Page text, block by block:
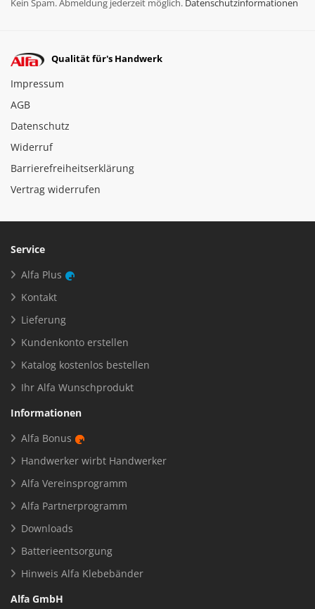
Kein Spam. Abmeldung jederzeit möglich. Datenschutzinformationen
Qualität für's Handwerk
Impressum
AGB
Datenschutz
Widerruf
Barrierefreiheitserklärung
Vertrag widerrufen
Service
Alfa Plus
Kontakt
Lieferung
Kundenkonto erstellen
Katalog kostenlos bestellen
Ihr Alfa Wunschprodukt
Informationen
Alfa Bonus
Handwerker wirbt Handwerker
Alfa Vereinsprogramm
Alfa Partnerprogramm
Downloads
Batterieentsorgung
Hinweis Alfa Klebebänder
Alfa GmbH